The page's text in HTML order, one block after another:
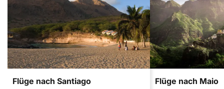
Flüge nach Santiago Flüge nach Maio